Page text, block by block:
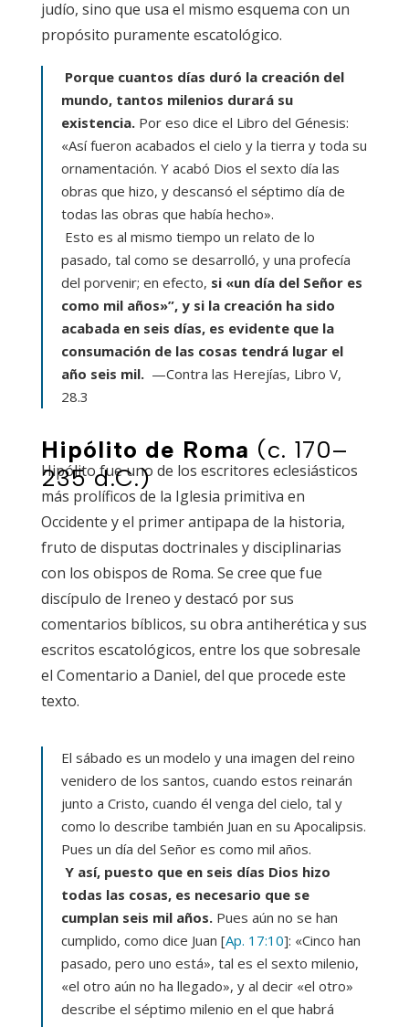
judío, sino que usa el mismo esquema con un
propósito puramente escatológico.
Porque cuantos días duró la creación del
mundo, tantos milenios durará su
existencia. Por eso dice el Libro del Génesis:
«Así fueron acabados el cielo y la tierra y toda su
ornamentación. Y acabó Dios el sexto día las
obras que hizo, y descansó el séptimo día de
todas las obras que había hecho».
Esto es al mismo tiempo un relato de lo
pasado, tal como se desarrolló, y una profecía
del porvenir; en efecto, si «un día del Señor es
como mil años»”, y si la creación ha sido
acabada en seis días, es evidente que la
consumación de las cosas tendrá lugar el
año seis mil. —Contra las Herejías, Libro V,
28.3
Hipólito de Roma (c. 170–
235 d.C.)
Hipólito fue uno de los escritores eclesiásticos
más prolíficos de la Iglesia primitiva en
Occidente y el primer antipapa de la historia,
fruto de disputas doctrinales y disciplinarias
con los obispos de Roma. Se cree que fue
discípulo de Ireneo y destacó por sus
comentarios bíblicos, su obra antiherética y sus
escritos escatológicos, entre los que sobresale
el Comentario a Daniel, del que procede este
texto.
El sábado es un modelo y una imagen del reino
venidero de los santos, cuando estos reinarán
junto a Cristo, cuando él venga del cielo, tal y
como lo describe también Juan en su Apocalipsis.
Pues un día del Señor es como mil años.
Y así, puesto que en seis días Dios hizo
todas las cosas, es necesario que se
cumplan seis mil años.Pues aún no se han
cumplido, como dice Juan [Ap. 17:10]: «Cinco han
pasado, pero uno está», tal es el sexto milenio,
«el otro aún no ha llegado», y al decir «el otro»
describe el séptimo milenio en el que habrá